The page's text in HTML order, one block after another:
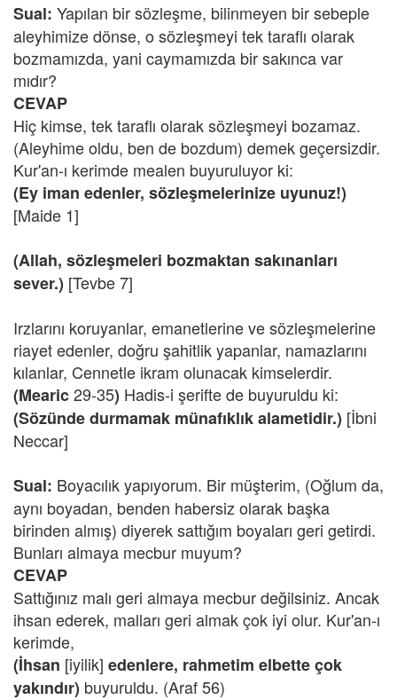
Sual: Yapılan bir sözleşme, bilinmeyen bir sebeple
aleyhimize dönse, o sözleşmeyi tek taraflı olarak
bozmamızda, yani caymamızda bir sakınca var
mıdır?
CEVAP
Hiç kimse, tek taraflı olarak sözleşmeyi bozamaz.
(Aleyhime oldu, ben de bozdum) demek geçersizdir.
Kur'an-ı kerimde mealen buyuruluyor ki:
(Ey iman edenler, sözleşmelerinize uyunuz!)
[Maide 1]
(Allah, sözleşmeleri bozmaktan sakınanları
sever.) [Tevbe 7]
Irzlarını koruyanlar, emanetlerine ve sözleşmelerine
riayet edenler, doğru şahitlik yapanlar, namazlarını
kılanlar, Cennetle ikram olunacak kimselerdir.
(Mearic29-35) Hadis-i şerifte de buyuruldu ki:
(Sözünde durmamak münafıklık alametidir.) [İbni
Neccar]
Sual: Boyacılık yapıyorum. Bir müşterim, (Oğlum da,
aynı boyadan, benden habersiz olarak başka
birinden almış) diyerek sattığım boyaları geri getirdi.
Bunları almaya mecbur muyum?
CEVAP
Sattığınız malı geri almaya mecbur değilsiniz. Ancak
ihsan ederek, malları geri almak çok iyi olur. Kur'an-ı
kerimde,
(İhsan [iyilik] edenlere, rahmetim elbette çok
yakındır) buyuruldu. (Araf 56)